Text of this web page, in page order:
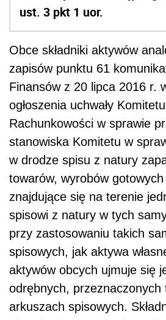
ust. 3 pkt 1 uor.
Obce składniki aktywów
zapisów punktu 61
Finansów z 20 lipca 2016 r.
ogłoszenia uchwały
Rachunkowości w sprawie
stanowiska Komitetu w
w drodze spisu z natury
towarów, wyrobów gotowych
znajdujące się na terenie
spisowi z natury w tych
przy zastosowaniu takich
spisowych, jak aktywa
aktywów obcych ujmuje się
odrębnych, przeznaczonych
arkuszach spisowych.